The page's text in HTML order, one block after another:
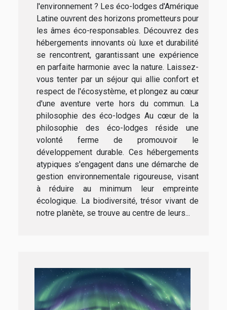
l'environnement ? Les éco-lodges d'Amérique
Latine ouvrent des horizons prometteurs pour
les âmes éco-responsables. Découvrez des
hébergements innovants où luxe et durabilité
se rencontrent, garantissant une expérience
en parfaite harmonie avec la nature. Laissez-
vous tenter par un séjour qui allie confort et
respect de l'écosystème, et plongez au cœur
d'une aventure verte hors du commun. La
philosophie des éco-lodges Au cœur de la
philosophie des éco-lodges réside une
volonté ferme de promouvoir le
développement durable. Ces hébergements
atypiques s'engagent dans une démarche de
gestion environnementale rigoureuse, visant
à réduire au minimum leur empreinte
écologique. La biodiversité, trésor vivant de
notre planète, se trouve au centre de leurs...